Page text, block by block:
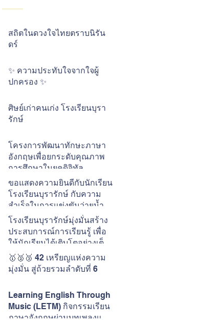
สถิตในดวงใจไทยตราบนิรัน
ดร์
✨ ความประทับใจจากใจผู้
ปกครอง ✨
ศิษย์เก่าคนเก่ง โรงเรียนบุรา
รักษ์
โครงการพัฒนาทักษะภาษา
อังกฤษเพื่อยกระดับคุณภาพ
การศึกษาในยุคดิจิทัล
โรงเรียนบุรารักษ์
ขอแสดงความยินดีกับนักเรียน
โรงเรียนบุรารักษ์ กับความ
สำเร็จในการแข่งขันว่ายน้ำ
The ONE CUP #15
โรงเรียนบุรารักษ์มุ่งมั่นสร้าง
ประสบการณ์การเรียนรู้ เพื่อ
ให้นักเรียนได้เติบโตอย่างเต็ม
ศักยภาพในแบบของตนเอง
🥇🥈🥉 42 เหรียญแห่งความ
มุ่งมั่น สู่ถ้วยรวมลำดับที่ 6
Learning English Through
Music (LETM) กิจกรรมเรียน
ภาษาอังกฤษผ่านบทเพลงและ